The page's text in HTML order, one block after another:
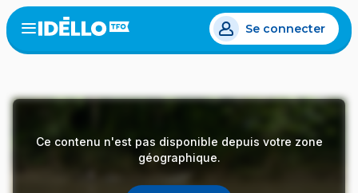
Aller
au
contenu
Open
menu
Se connecter
Ce contenu n'est pas disponible depuis votre zone
géographique.